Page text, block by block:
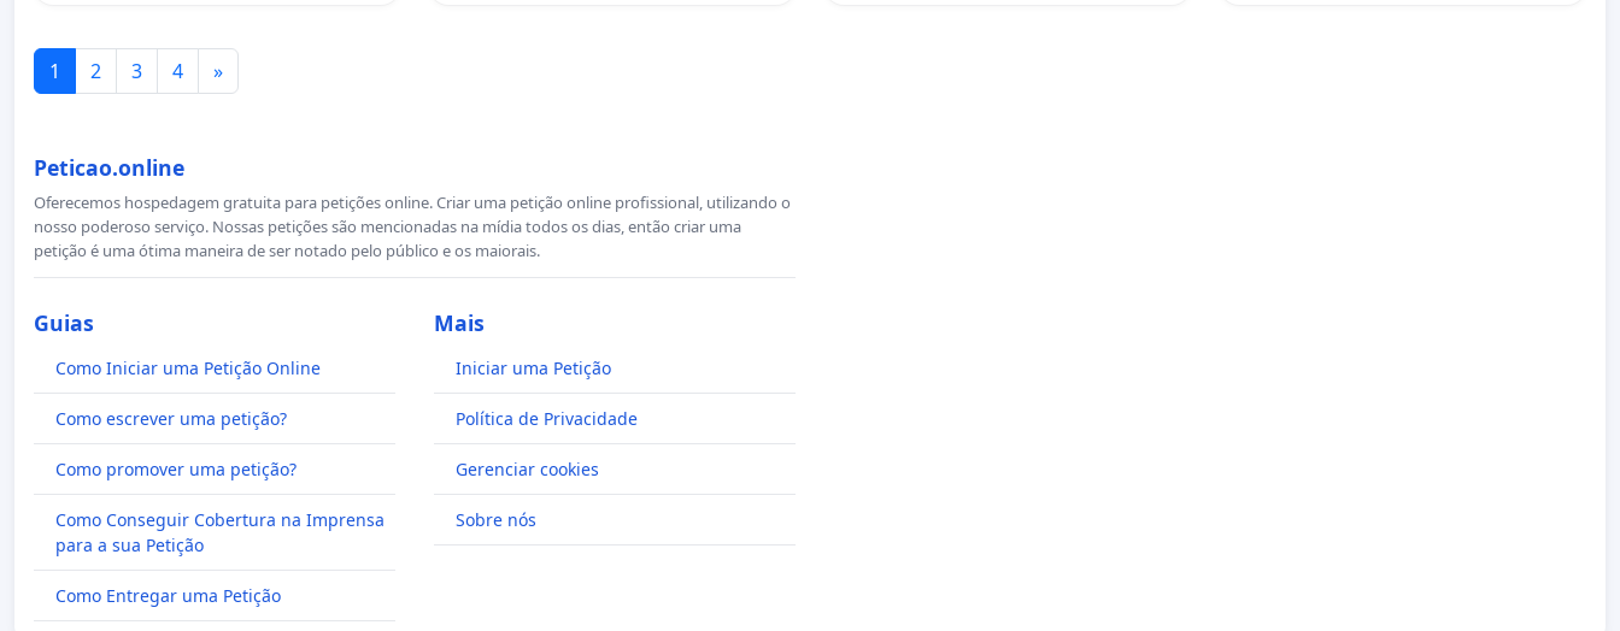
1 2 3 4 »
Peticao.online
Oferecemos hospedagem gratuita para petições online. Criar uma petição online profissional, utilizando o
nosso poderoso serviço. Nossas petições são mencionadas na mídia todos os dias, então criar uma
petição é uma ótima maneira de ser notado pelo público e os maiorais.
Guias
Como Iniciar uma Petição Online
Como escrever uma petição?
Como promover uma petição?
Como Conseguir Cobertura na Imprensa
para a sua Petição
Como Entregar uma Petição
Mais
Iniciar uma Petição
Política de Privacidade
Gerenciar cookies
Sobre nós